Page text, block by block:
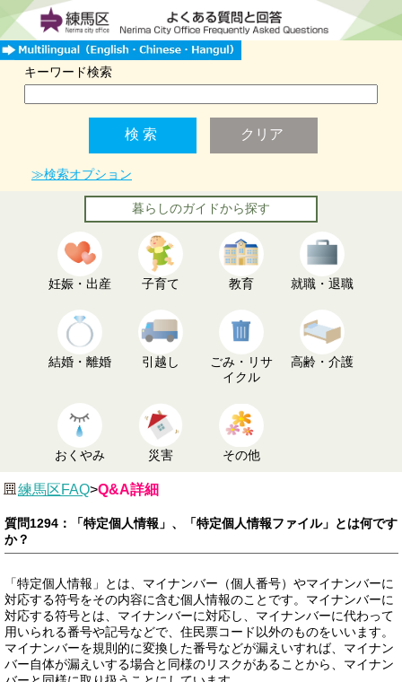
キーワード検索
≫検索オプション
暮らしのガイドから探す
妊娠・出産 子育て 教育 就職・退職
結婚・離婚 引越し
ごみ・リサ
イクル
高齢・介護
おくやみ 災害 その他
練馬区FAQ>Q&A詳細
質問1294：「特定個人情報」、「特定個人情報ファイル」とは何です
か？
「特定個人情報」とは、マイナンバー（個人番号）やマイナンバーに
対応する符号をその内容に含む個人情報のことです。マイナンバーに
対応する符号とは、マイナンバーに対応し、マイナンバーに代わって
用いられる番号や記号などで、住民票コード以外のものをいいます。
マイナンバーを規則的に変換した番号などが漏えいすれば、マイナン
バー自体が漏えいする場合と同様のリスクがあることから、マイナン